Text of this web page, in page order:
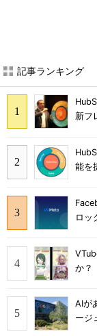
記事ランキング
新フ
能を
ロッ
か？
AIが
ージ